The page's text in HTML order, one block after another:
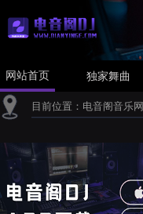
网站首页 独家舞曲
目前位置： 电音阁音乐网